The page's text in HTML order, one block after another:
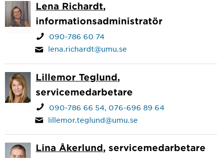
Lena Richardt,
informationsadministratör
090-786 60 74
lena.richardt@umu.se
Lillemor Teglund,
servicemedarbetare
090-786 66 54 076-696 89 64
lillemor.teglund@umu.se
Lina Åkerlund, servicemedarbetare